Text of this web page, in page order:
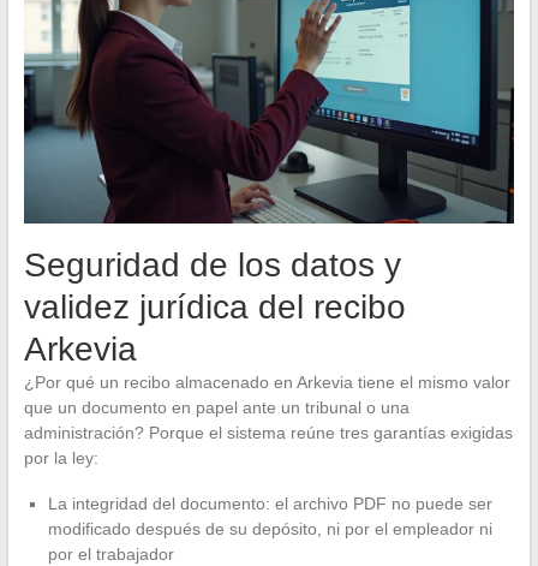
Seguridad de los datos y
validez jurídica del recibo
Arkevia
¿Por qué un recibo almacenado en Arkevia tiene el mismo valor
que un documento en papel ante un tribunal o una
administración? Porque el sistema reúne tres garantías exigidas
por la ley:
La integridad del documento: el archivo PDF no puede ser
modificado después de su depósito, ni por el empleador ni
por el trabajador